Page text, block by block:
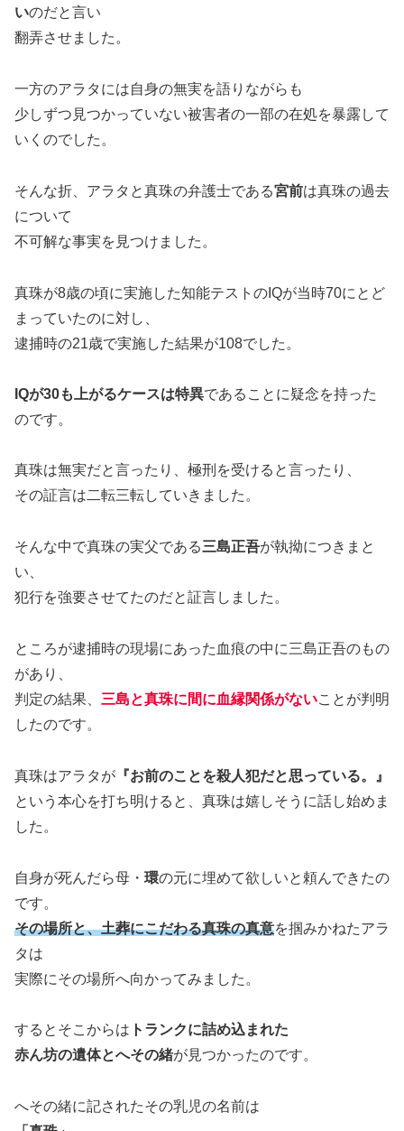
いのだと言い
翻弄させました。
一方のアラタには自身の無実を語りながらも
少しずつ見つかっていない被害者の一部の在処を暴露して
いくのでした。
そんな折、アラタと真珠の弁護士である宮前は真珠の過去
について
不可解な事実を見つけました。
真珠が8歳の頃に実施した知能テストのIQが当時70にとど
まっていたのに対し、
逮捕時の21歳で実施した結果が108でした。
IQが30も上がるケースは特異であることに疑念を持った
のです。
真珠は無実だと言ったり、極刑を受けると言ったり、
その証言は二転三転していきました。
そんな中で真珠の実父である三島正吾が執拗につきまと
い、
犯行を強要させてたのだと証言しました。
ところが逮捕時の現場にあった血痕の中に三島正吾のもの
があり、
判定の結果、 三島と真珠に間に血縁関係がないことが判明
したのです。
真珠はアラタが 『お前のことを殺人犯だと思っている。』
という本心を打ち明けると、真珠は嬉しそうに話し始めま
した。
自身が死んだら母・ 環の元に埋めて欲しいと頼んできたの
です。
その場所と、土葬にこだわる真珠の真意を掴みかねたアラ
タは
実際にその場所へ向かってみました。
するとそこからは トランクに詰め込まれた
赤ん坊の遺体とへその緒が見つかったのです。
へその緒に記されたその乳児の名前は